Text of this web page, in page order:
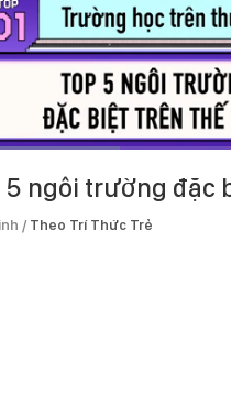
5 ngôi trường đặc
/ Theo Trí Thức Trẻ